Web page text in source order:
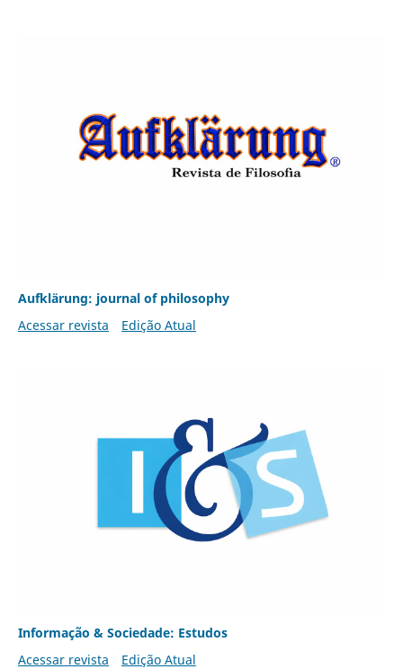
Aufklärung: journal of philosophy
Acessar revista
Edição Atual
Informação & Sociedade: Estudos
Acessar revista
Edição Atual